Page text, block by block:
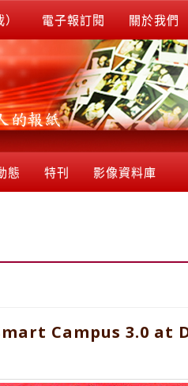
電子報訂閱 關於我們
態 特刊 影像資料庫
Campus 3.0 at